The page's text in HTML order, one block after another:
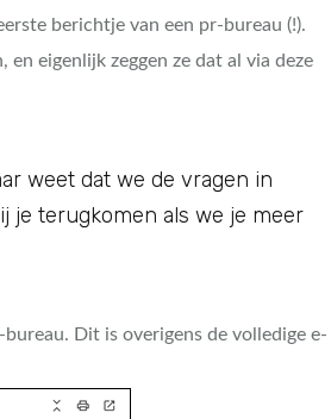
berichtje van een pr-bureau (!).
eigenlijk zeggen ze dat al via deze
weet dat we de vragen in
je terugkomen als we je meer
Dit is overigens de volledige e-